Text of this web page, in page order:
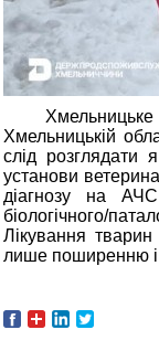
Хмельницькій
слід розглядати
установи
діагнозу на
біологічного/
Лікування
лише поширенню